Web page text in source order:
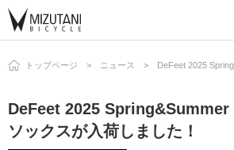
トップページ ニュース DeFeet 2025
DeFeet 2025 Spring&Summer
ソックスが入荷しました！